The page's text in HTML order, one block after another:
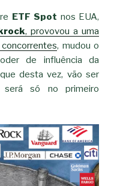
ETF Spot nos EUA,
, provovou a uma
, mudou o
de influência da
desta vez, vão ser
será só no primeiro